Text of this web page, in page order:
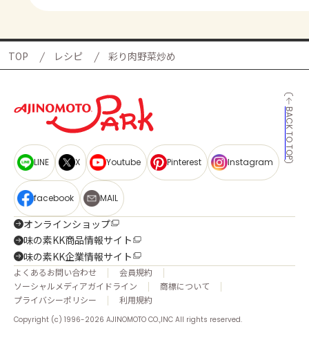
TOP レシピ 彩り肉野菜炒め
BACK TO TOP
LINE X Youtube Pinterest Instagram
facebook MAIL
オンラインショップ
味の素KK商品情報サイト
味の素KK企業情報サイト
よくあるお問い合わせ
会員規約
ソーシャルメディアガイドライン
商標について
プライバシーポリシー
利用規約
Copyright (c) 1996-2026 AJINOMOTO CO.,INC All rights reserved.